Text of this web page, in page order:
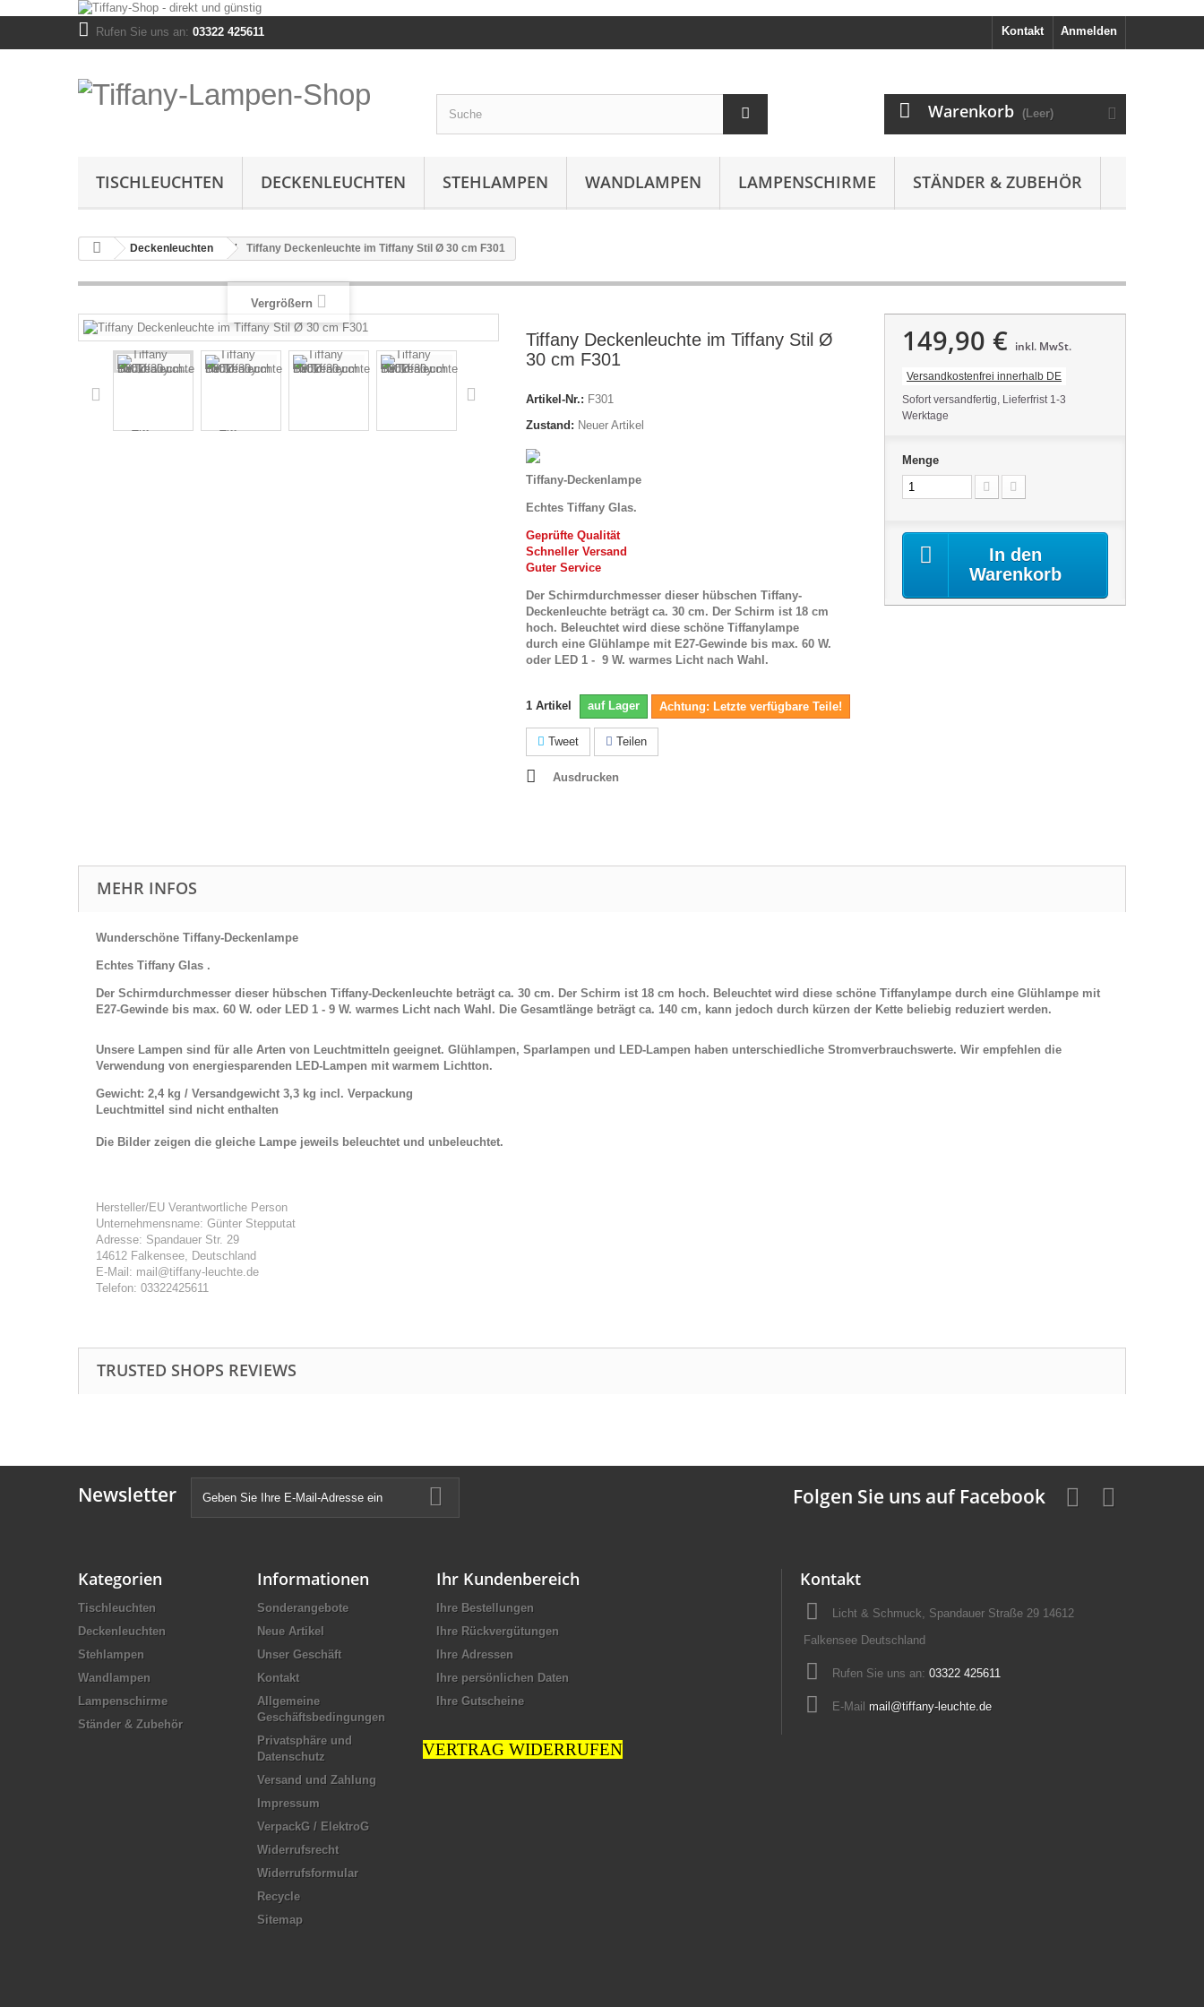
Anmelden
Kontakt
Rufen Sie uns an: 03322 425611
Warenkorb (Leer)
TISCHLEUCHTEN DECKENLEUCHTEN STEHLAMPEN WANDLAMPEN LAMPENSCHIRME STÄNDER & ZUBEHÖR
Deckenleuchten Tiffany Deckenleuchte im Tiffany Stil Ø 30 cm F301
Vergrößern
Tiffany Deckenleuchte im Tiffany Stil Ø
30 cm F301
Artikel-Nr.: F301
Zustand: Neuer Artikel
Tiffany-Deckenlampe
Echtes Tiffany Glas.
Geprüfte Qualität
Schneller Versand
Guter Service
Der Schirmdurchmesser dieser hübschen Tiffany-
Deckenleuchte beträgt ca. 30 cm. Der Schirm ist 18 cm
hoch. Beleuchtet wird diese schöne Tiffanylampe
durch eine Glühlampe mit E27-Gewinde bis max. 60 W.
oder LED 1 - 9 W. warmes Licht nach Wahl.
1 Artikel auf Lager Achtung: Letzte verfügbare Teile!
Tweet Teilen
Ausdrucken
149,90 € inkl. MwSt.
Versandkostenfrei innerhalb DE
Sofort versandfertig, Lieferfrist 1-3
Werktage
Menge
In den
Warenkorb
MEHR INFOS
Wunderschöne Tiffany-Deckenlampe
Echtes Tiffany Glas .
Der Schirmdurchmesser dieser hübschen Tiffany-Deckenleuchte beträgt ca. 30 cm. Der Schirm ist 18 cm hoch. Beleuchtet wird diese schöne Tiffanylampe durch eine Glühlampe mit
E27-Gewinde bis max. 60 W. oder LED 1 - 9 W. warmes Licht nach Wahl. Die Gesamtlänge beträgt ca. 140 cm, kann jedoch durch kürzen der Kette beliebig reduziert werden.
Unsere Lampen sind für alle Arten von Leuchtmitteln geeignet. Glühlampen, Sparlampen und LED-Lampen haben unterschiedliche Stromverbrauchswerte. Wir empfehlen die
Verwendung von energiesparenden LED-Lampen mit warmem Lichtton.
Gewicht: 2,4 kg / Versandgewicht 3,3 kg incl. Verpackung
Leuchtmittel sind nicht enthalten
Die Bilder zeigen die gleiche Lampe jeweils beleuchtet und unbeleuchtet.
Hersteller/EU Verantwortliche Person
Unternehmensname: Günter Stepputat
Adresse: Spandauer Str. 29
14612 Falkensee, Deutschland
E-Mail: mail@tiffany-leuchte.de
Telefon: 03322425611
TRUSTED SHOPS REVIEWS
Newsletter Folgen Sie uns auf Facebook
Kategorien
Tischleuchten
Deckenleuchten
Stehlampen
Wandlampen
Lampenschirme
Ständer & Zubehör
Informationen
Sonderangebote
Neue Artikel
Unser Geschäft
Kontakt
Allgemeine
Geschäftsbedingungen
Privatsphäre und
Datenschutz
Versand und Zahlung
Impressum
VerpackG / ElektroG
Widerrufsrecht
Widerrufsformular
Recycle
Sitemap
Ihr Kundenbereich
Ihre Bestellungen
Ihre Rückvergütungen
Ihre Adressen
Ihre persönlichen Daten
Ihre Gutscheine
Kontakt
Licht & Schmuck, Spandauer Straße 29 14612
Falkensee Deutschland
Rufen Sie uns an: 03322 425611
E-Mail mail@tiffany-leuchte.de
VERTRAG WIDERRUFEN